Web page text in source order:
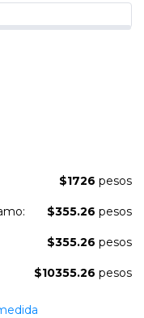
$1726 pesos
$355.26 pesos
$355.26 pesos
$10355.26 pesos